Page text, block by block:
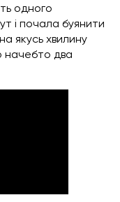
одного
і почала буянити
якусь хвилину
начебто два